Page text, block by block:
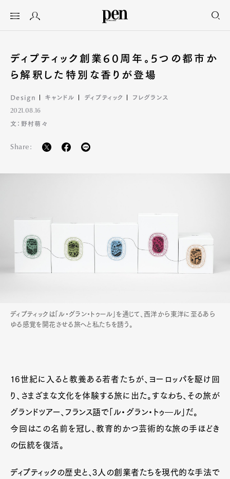
ディプティック創業60周年。5つの都市か
ら解釈した特別な香りが登場
Design キャンドル ディプティック フレグランス
2021.08.16
文：野村萌々
Share:
ディプティックは「ル・グラン・トゥール」を通じて、西洋から東洋に至るあら
ゆる感覚を開花させる旅へと私たちを誘う。
16世紀に入ると教養ある若者たちが、ヨーロッパを駆け回
り、さまざまな文化を体験する旅に出た。すなわち、その旅が
グランドツアー、フランス語で「ル・グラン・トゥ―ル」だ。
今回はこの名前を冠し、教育的かつ芸術的な旅の手ほどき
の伝統を復活。
ディプティックの歴史と、3人の創業者たちを現代的な手法で